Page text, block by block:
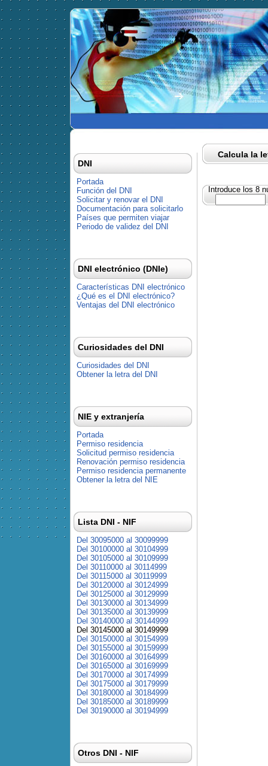
Calcula la
Introduce los 8
DNI
Portada
Función del DNI
Solicitar y renovar el DNI
Documentación para solicitarlo
Países que permiten viajar
Periodo de validez del DNI
DNI electrónico (DNIe)
Características DNI electrónico
¿Qué es el DNI electrónico?
Ventajas del DNI electrónico
Curiosidades del DNI
Curiosidades del DNI
Obtener la letra del DNI
NIE y extranjería
Portada
Permiso residencia
Solicitud permiso residencia
Renovación permiso residencia
Permiso residencia permanente
Obtener la letra del NIE
Lista DNI - NIF
Del 30095000 al 30099999
Del 30100000 al 30104999
Del 30105000 al 30109999
Del 30110000 al 30114999
Del 30115000 al 30119999
Del 30120000 al 30124999
Del 30125000 al 30129999
Del 30130000 al 30134999
Del 30135000 al 30139999
Del 30140000 al 30144999
Del 30145000 al 30149999
Del 30150000 al 30154999
Del 30155000 al 30159999
Del 30160000 al 30164999
Del 30165000 al 30169999
Del 30170000 al 30174999
Del 30175000 al 30179999
Del 30180000 al 30184999
Del 30185000 al 30189999
Del 30190000 al 30194999
Otros DNI - NIF